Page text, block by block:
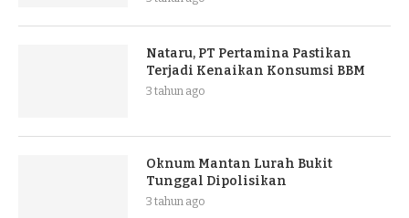
Nataru, PT Pertamina Pastikan
Terjadi Kenaikan Konsumsi BBM
3 tahun ago
Oknum Mantan Lurah Bukit
Tunggal Dipolisikan
3 tahun ago